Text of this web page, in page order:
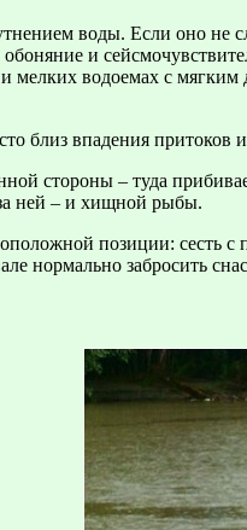
воды. Если оно не
и
и мелких водоемах с
близ впадения
стороны – туда
ней – и хищной рыбы.
позиции: сесть с
нормально забросить